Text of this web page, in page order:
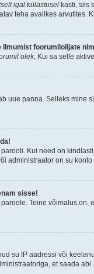
igal külastusel kasti, siis
teha avalikes arvutites.
ilmumist foorumilolijate
olek; Kui sa selle
uue panna. Selleks mine
Kui need on
administraator on su
sisse!
Teine võimalus
su IP aadressi või
et saada abi.